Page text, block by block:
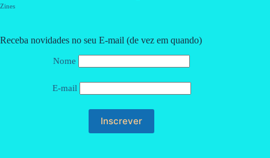
Zines
Receba novidades no seu E-mail (de vez em quando)
Nome
E-mail